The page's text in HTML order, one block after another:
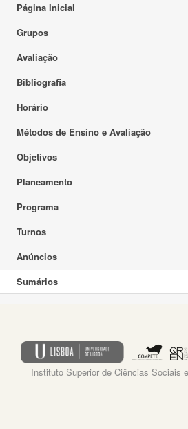
Página Inicial
Grupos
Avaliação
Bibliografia
Horário
Métodos de Ensino e Avaliação
Objetivos
Planeamento
Programa
Turnos
Anúncios
Sumários
Instituto Superior de Ciências Sociais